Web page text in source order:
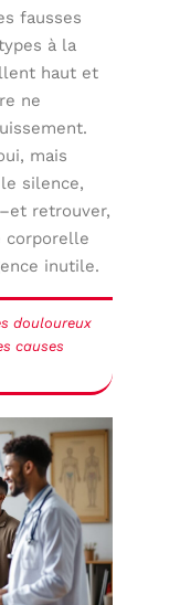
fausses
à la
haut et
ne
mais
silence,
retrouver,
corporelle
inutile.
douloureux
causes